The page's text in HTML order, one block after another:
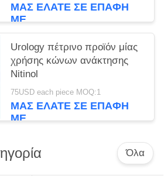
ΜΑΣ ΕΛΆΤΕ ΣΕ ΕΠΑΦΉ
ΜΕ
Urology πέτρινο προϊόν μίας
χρήσης κώνων ανάκτησης
Nitinol
75USD each piece MOQ:1
ΜΑΣ ΕΛΆΤΕ ΣΕ ΕΠΑΦΉ
ΜΕ
Όλα